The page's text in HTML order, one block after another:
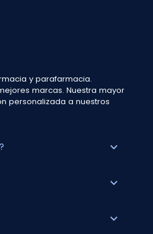
y parafarmacia.
marcas. Nuestra mayor
personalizada a nuestros
expand_more
expand_more
expand_more